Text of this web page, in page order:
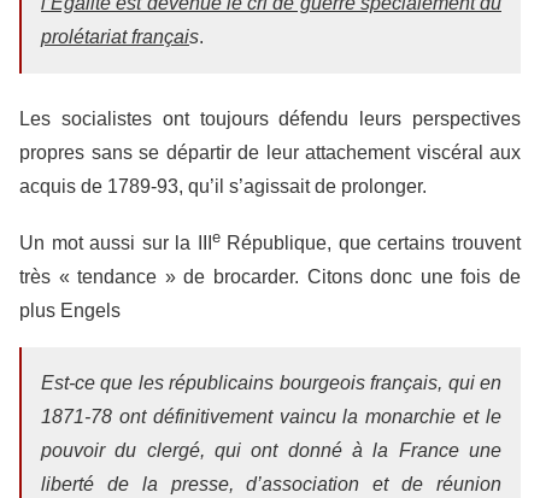
prolétariat français.
Les socialistes ont toujours défendu leurs perspectives
propres sans se départir de leur attachement viscéral aux
acquis de 1789-93, qu’il s’agissait de prolonger.
Un mot aussi sur la III eRépublique, que certains trouvent
très « tendance » de brocarder. Citons donc une fois de
plus Engels
Est-ce que les républicains bourgeois français, qui en
1871-78 ont définitivement vaincu la monarchie et le
pouvoir du clergé, qui ont donné à la France une
liberté de la presse, d’association et de réunion